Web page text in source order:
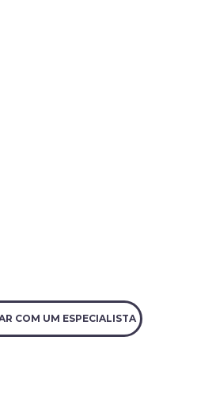
COM UM ESPECIALISTA